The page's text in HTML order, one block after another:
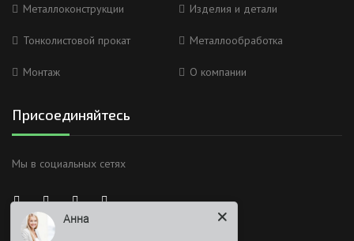
Металлоконструкции Изделия и детали
Тонколистовой прокат Металлообработка
Монтаж О компании
Присоединяйтесь
Мы в социальных сетях
Анна